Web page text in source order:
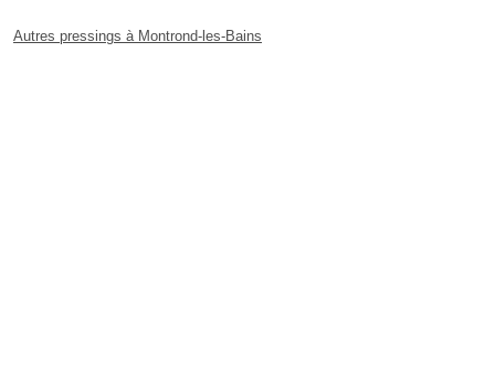
Autres pressings à Montrond-les-Bains